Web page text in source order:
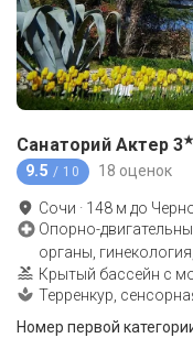
Санаторий Актер 3★
9.5 / 10 18 оценок
Сочи · 148 м до
Опорно-
органы,
Крытый бассейн с
Терренкур,
Номер первой